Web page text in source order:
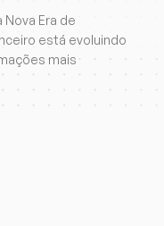
Nova Era de
está evoluindo
mais